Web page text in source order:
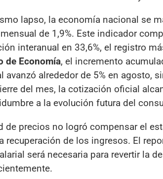
lapso, la economía nacional se
de 1,9%. Este indicador
interanual en 33,6%, el registro
de Economía, el incremento
avanzó alrededor de 5% en agosto,
del mes, la cotización oficial
a la evolución futura del
de precios no logró compensar el
recuperación de los ingresos. El
será necesaria para revertir la